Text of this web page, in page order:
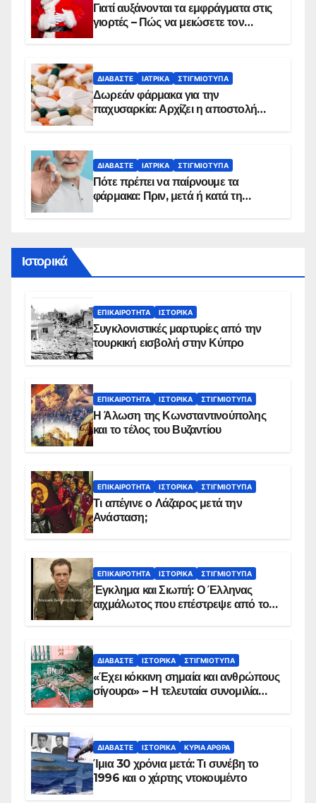
Γιατί αυξάνονται τα εμφράγματα στις
γιορτές – Πώς να μειώσετε τον
ΔΙΑΒΆΣΤΕ ΙΑΤΡΙΚΆ ΣΤΙΓΜΙΌΤΥΠΑ
Δωρεάν φάρμακα για την
παχυσαρκία: Αρχίζει η αποστολή
ΔΙΑΒΆΣΤΕ ΙΑΤΡΙΚΆ ΣΤΙΓΜΙΌΤΥΠΑ
Πότε πρέπει να παίρνουμε τα
φάρμακα: Πριν, μετά ή κατά τη
Ιστορικά
ΕΠΙΚΑΙΡΌΤΗΤΑ ΙΣΤΟΡΙΚΆ
Συγκλονιστικές μαρτυρίες από την
τουρκική εισβολή στην Κύπρο
ΕΠΙΚΑΙΡΌΤΗΤΑ ΙΣΤΟΡΙΚΆ ΣΤΙΓΜΙΌΤΥΠΑ
Η Άλωση της Κωνσταντινούπολης
και το τέλος του Βυζαντίου
ΕΠΙΚΑΙΡΌΤΗΤΑ ΙΣΤΟΡΙΚΆ ΣΤΙΓΜΙΌΤΥΠΑ
Τι απέγινε ο Λάζαρος μετά την
Ανάσταση;
ΕΠΙΚΑΙΡΌΤΗΤΑ ΙΣΤΟΡΙΚΆ ΣΤΙΓΜΙΌΤΥΠΑ
Έγκλημα και Σιωπή: Ο Έλληνας
αιχμάλωτος που επέστρεψε από το
ΔΙΑΒΆΣΤΕ ΙΣΤΟΡΙΚΆ ΣΤΙΓΜΙΌΤΥΠΑ
«Έχει κόκκινη σημαία και ανθρώπους
σίγουρα» – Η τελευταία συνομιλία
ΔΙΑΒΆΣΤΕ ΙΣΤΟΡΙΚΆ ΚΥΡΙΑ ΑΡΘΡΑ
Ίμια 30 χρόνια μετά: Τι συνέβη το
1996 και ο χάρτης ντοκουμέντο